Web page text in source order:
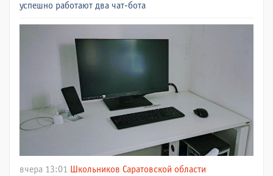
успешно работают два чат-бота
вчера 13:01 Школьников Саратовской области